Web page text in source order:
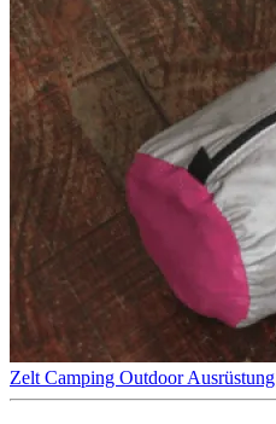
Zelt Camping OutdoorAusrüstung